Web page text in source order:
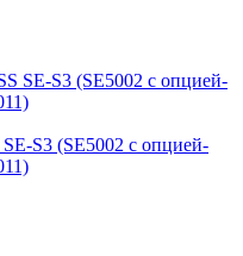
S3 (SE5002 с опцией-